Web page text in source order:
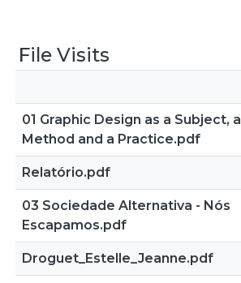
File Visits
01 Graphic Design as a Subject, a
Method and a Practice.pdf
Relatório.pdf
03 Sociedade Alternativa - Nós
Escapamos.pdf
Droguet_Estelle_Jeanne.pdf